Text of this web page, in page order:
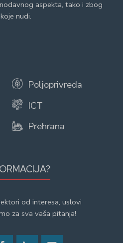
aspekta, tako i zbog
nudi.
Poljoprivreda
ICT
Prehrana
od interesa, uslovi
za sva vaša pitanja!